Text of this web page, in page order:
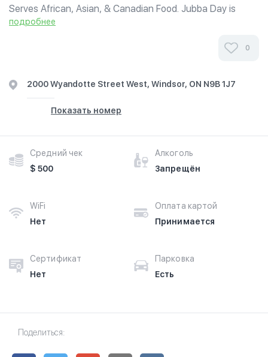
Serves African, Asian, & Canadian Food. Jubba Day is
every Tuesday, where they offer 20% off for take-out.
подробнее
0
2000 Wyandotte Street West, Windsor, ON N9B 1J7
Показать номер
Средний чек
$ 500
Алкоголь
Запрещён
WiFi
Нет
Оплата картой
Принимается
Сертификат
Нет
Парковка
Есть
Поделиться: